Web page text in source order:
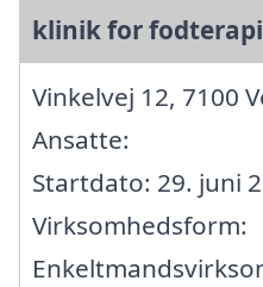
klinik for
Vinkelvej 12, 7100
Ansatte:
Startdato: 29. juni
Virksomhedsform: